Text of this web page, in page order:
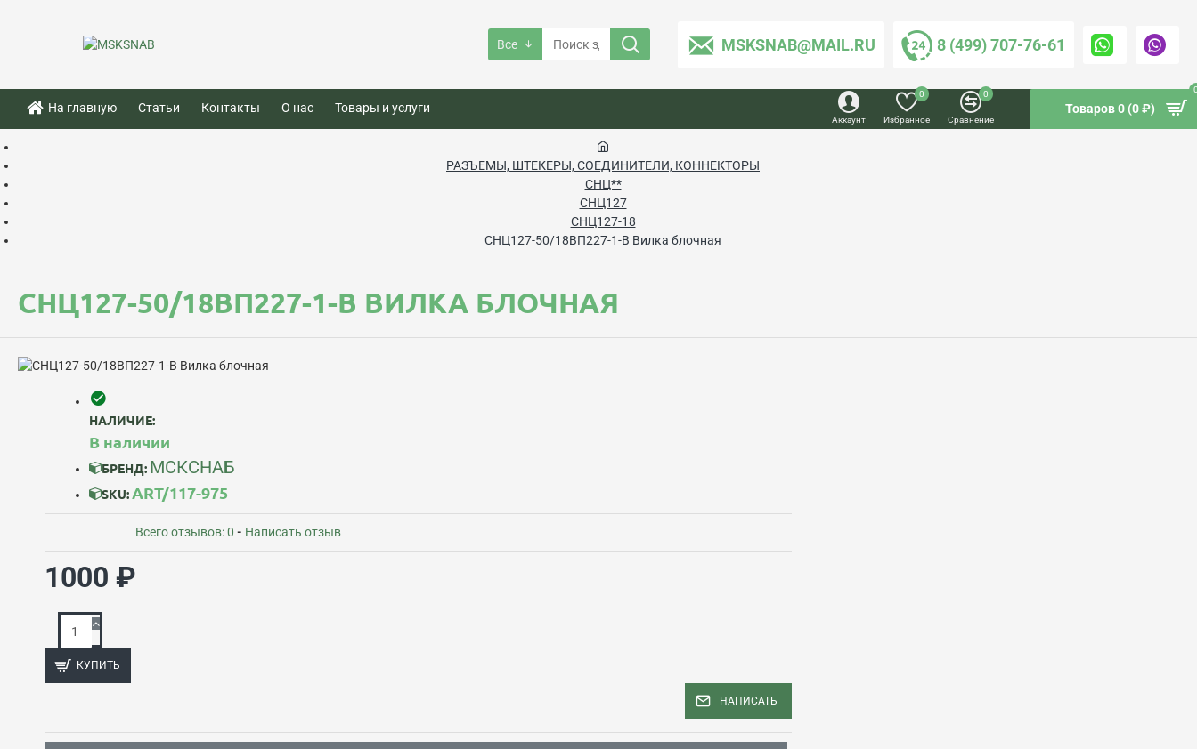
Все MSKSNAB@MAIL.RU 8 (499) 707-76-61
На главную Статьи Контакты О нас Товары и услуги
Аккаунт Избранное
0
Сравнение
0
Товаров 0 (0 ₽)
РАЗЪЕМЫ, ШТЕКЕРЫ, СОЕДИНИТЕЛИ, КОННЕКТОРЫ
СНЦ**
СНЦ127
СНЦ127-18
СНЦ127-50/18ВП227-1-В Вилка блочная
СНЦ127-50/18ВП227-1-В ВИЛКА БЛОЧНАЯ
НАЛИЧИЕ:
В наличии
БРЕНД: МСКСНАБ
SKU:ART/117-975
Всего отзывов: 0 - Написать отзыв
1000 ₽
КУПИТЬ
НАПИСАТЬ